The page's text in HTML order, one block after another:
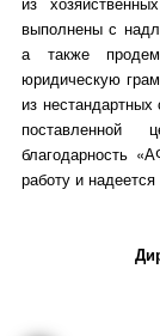
выполнены с
а также
юридическую
из нестандартных
поставленной
благодарность
работу и